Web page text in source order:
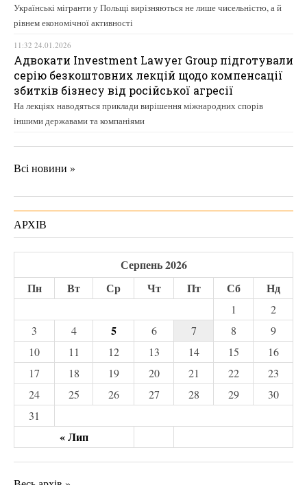
Українські мігранти у Польщі вирізняються не лише чисельністю, а й
рівнем економічної активності
11:32 24.01.2026
Адвокати Investment Lawyer Group підготували
серію безкоштовних лекцій щодо компенсації
збитків бізнесу від російської агресії
На лекціях наводяться приклади вирішення міжнародних спорів
іншими державами та компаніями
Всі новини »
АРХІВ
Серпень 2026
Пн
Вт Ср Чт Пт Сб Нд
« Лип
1
2
3
4 5 6 7 8
9
10
11 12 13 14 15
16
17
18 19 20 21 22
23
24
25 26 27 28 29
30
31